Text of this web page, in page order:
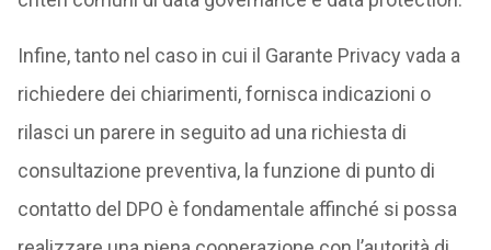
Infine, tanto nel caso in cui il Garante Privacy vada a
richiedere dei chiarimenti, fornisca indicazioni o
rilasci un parere in seguito ad una richiesta di
consultazione preventiva, la funzione di punto di
contatto del DPO è fondamentale affinché si possa